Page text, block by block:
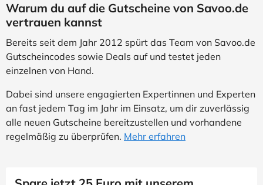
Warum du auf die Gutscheine von Savoo.de
vertrauen kannst
Bereits seit dem Jahr 2012 spürt das Team von Savoo.de
Gutscheincodes sowie Deals auf und testet jeden
einzelnen von Hand.
Dabei sind unsere engagierten Expertinnen und Experten
an fast jedem Tag im Jahr im Einsatz, um dir zuverlässig
alle neuen Gutscheine bereitzustellen und vorhandene
regelmäßig zu überprüfen. Mehr erfahren